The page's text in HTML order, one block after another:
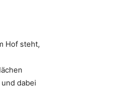
Hof steht,
dabei